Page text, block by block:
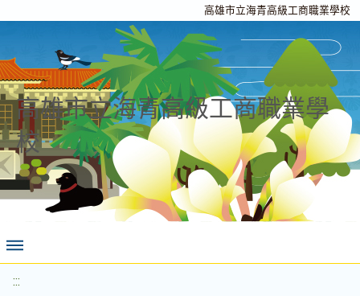
高雄市立海青高級工商職業學校
高雄市立海青高級工商職業學
校
:::